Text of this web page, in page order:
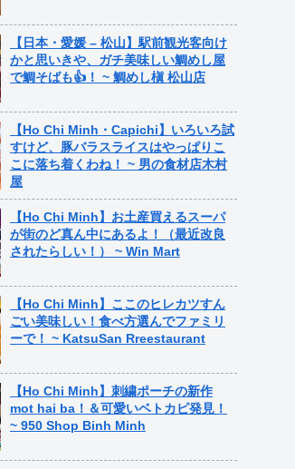
【日本・愛媛 – 松山】駅前観光客向け
かと思いきや、ガチ美味しい鯛めし屋
で鯛そばも👍！ ~ 鯛めし槇 松山店
【Ho Chi Minh・Capichi】いろいろ試
すけど、豚バラスライスはやっぱりこ
こに落ち着くわね！ ~ 男の食材店木村
屋
【Ho Chi Minh】お土産買えるスーパ
が街のど真ん中にあるよ！（最近改良
されたらしい！） ~ Win Mart
【Ho Chi Minh】ここのヒレカツすん
ごい美味しい！食べ方選んでファミリ
ーで！ ~ KatsuSan Rreestaurant
【Ho Chi Minh】刺繍ポーチの新作
mot hai ba！＆可愛いベトカピ発見！
~ 950 Shop Binh Minh